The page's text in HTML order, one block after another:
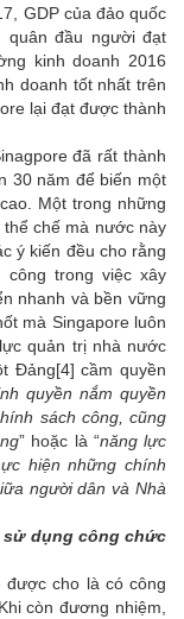
GDP của đảo quốc
quân đầu người đạt
kinh doanh 2016
doanh tốt nhất trên
lại đạt được thành
đã rất thành
30 năm để biến một
Một trong những
chế mà nước này
ý kiến đều cho rằng
trong việc xây
nhanh và bền vững
mà Singapore luôn
quản trị nhà nước
Đảng[4] cầm quyền
quyền nắm quyền
sách công, cũng
” hoặc là “năng lực
hiện những chính
người dân và Nhà
sử dụng công chức
được cho là có công
còn đương nhiệm,